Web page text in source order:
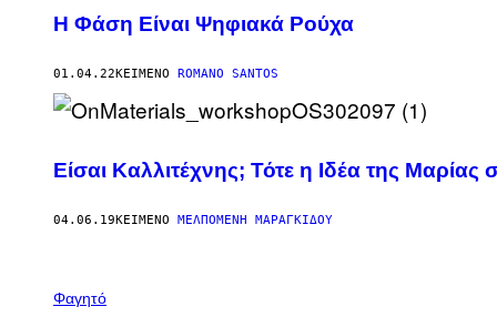
Η Φάση Είναι Ψηφιακά Ρούχα
01.04.22ΚΕΊΜΕΝΟ ROMANO SANTOS
Είσαι Καλλιτέχνης; Τότε η Ιδέα της
04.06.19ΚΕΊΜΕΝΟ ΜΕΛΠΟΜΈΝΗ ΜΑΡΑΓΚΊΔΟΥ
Φαγητό